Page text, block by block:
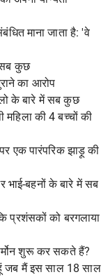
माना जाता है: 'वे
सब कुछ
का आरोप
के बारे में सब कुछ
महिला की 4 बच्चों की
एक पारंपरिक झाड़ू की
भाई-बहनों के बारे में सब
प्रशंसकों को बरगलाया
शुरू कर सकते हैं?
जब मैं इस साल 18 साल